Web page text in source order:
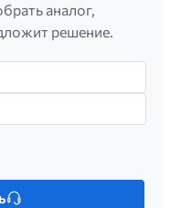
аналог,
решение.